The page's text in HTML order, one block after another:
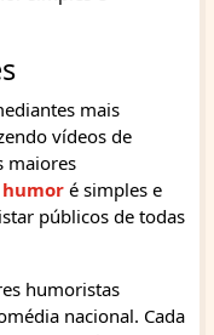
mais
vídeos de
maiores
humor é simples e
públicos de todas
humoristas
nacional. Cada